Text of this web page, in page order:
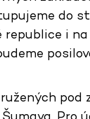
do
i
pod
Pro